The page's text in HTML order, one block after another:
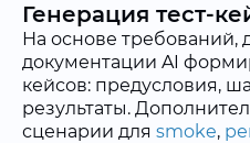
Генерация тест-
На основе требований,
документации AI
кейсов: предусловия,
результаты.
сценарии для smoke,